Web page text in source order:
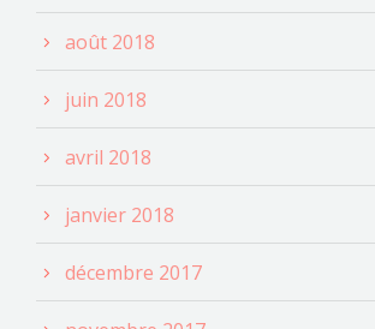
août 2018
juin 2018
avril 2018
janvier 2018
décembre 2017